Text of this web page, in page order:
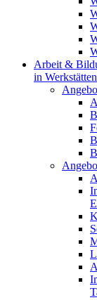
Arbeit &
in Werkstätten